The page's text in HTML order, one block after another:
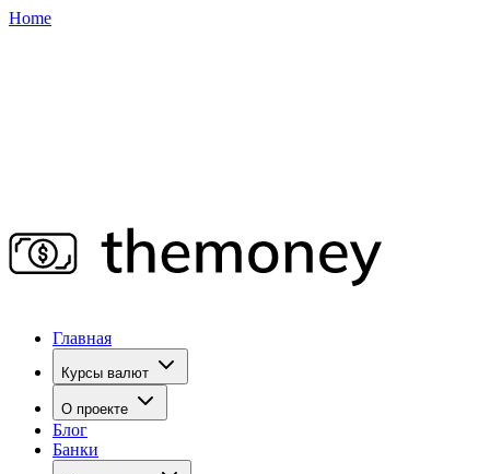
Home
Главная
Курсы валют
О проекте
Блог
Банки